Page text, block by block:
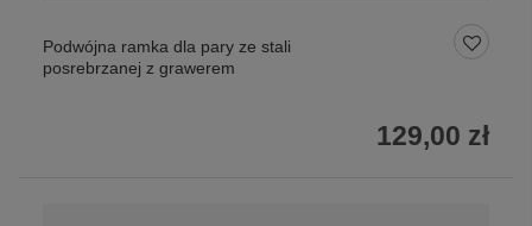
Podwójna ramka dla pary ze stali
posrebrzanej z grawerem
129,00 zł